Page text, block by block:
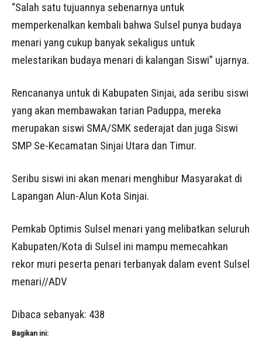
“Salah satu tujuannya sebenarnya untuk
memperkenalkan kembali bahwa Sulsel punya budaya
menari yang cukup banyak sekaligus untuk
melestarikan budaya menari di kalangan Siswi” ujarnya.
Rencananya untuk di Kabupaten Sinjai, ada seribu siswi
yang akan membawakan tarian Paduppa, mereka
merupakan siswi SMA/SMK sederajat dan juga Siswi
SMP Se-Kecamatan Sinjai Utara dan Timur.
Seribu siswi ini akan menari menghibur Masyarakat di
Lapangan Alun-Alun Kota Sinjai.
Pemkab Optimis Sulsel menari yang melibatkan seluruh
Kabupaten/Kota di Sulsel ini mampu memecahkan
rekor muri peserta penari terbanyak dalam event Sulsel
menari//ADV
Dibaca sebanyak: 438
Bagikan ini: